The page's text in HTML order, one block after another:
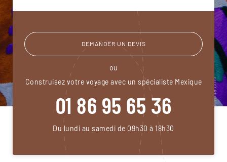
DEMANDER UN DEVIS
ou
Construisez votre voyage avec un spécialiste Mexique
01 86 95 65 36
Du lundi au samedi de 09h30 à 18h30